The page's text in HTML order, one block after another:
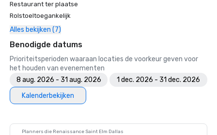
Restaurant ter plaatse
Rolstoeltoegankelijk
Alles bekijken (7)
Benodigde datums
Prioriteitsperioden waaraan locaties de voorkeur geven voor
het houden van evenementen
8 aug. 2026 - 31 aug. 2026
1 dec. 2026 - 31 dec. 2026
Kalenderbekijken
Planners die Renaissance Saint Elm Dallas